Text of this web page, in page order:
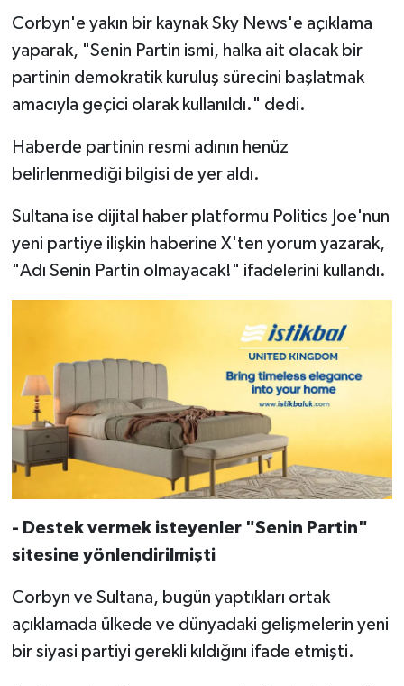
Corbyn'e yakın bir kaynak Sky News'e açıklama
yaparak, "Senin Partin ismi, halka ait olacak bir
partinin demokratik kuruluş sürecini başlatmak
amacıyla geçici olarak kullanıldı." dedi.
Haberde partinin resmi adının henüz
belirlenmediği bilgisi de yer aldı.
Sultana ise dijital haber platformu Politics Joe'nun
yeni partiye ilişkin haberine X'ten yorum yazarak,
"Adı Senin Partin olmayacak!" ifadelerini kullandı.
- Destek vermek isteyenler "Senin Partin"
sitesine yönlendirilmişti
Corbyn ve Sultana, bugün yaptıkları ortak
açıklamada ülkede ve dünyadaki gelişmelerin yeni
bir siyasi partiyi gerekli kıldığını ifade etmişti.